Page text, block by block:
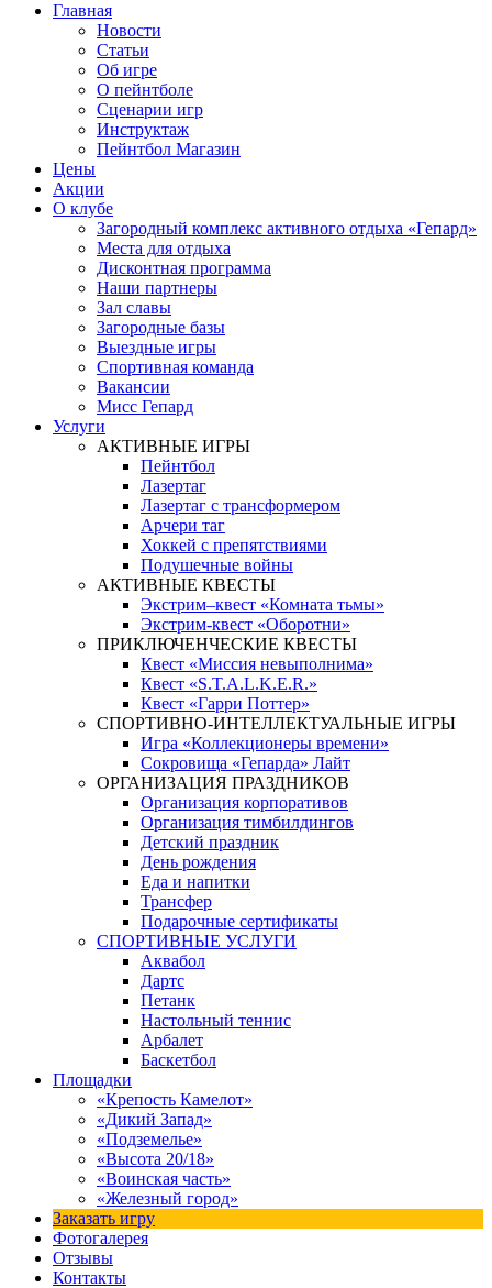
Главная
Новости
Статьи
Об игре
О пейнтболе
Сценарии игр
Инструктаж
Пейнтбол Магазин
Цены
Акции
О клубе
Загородный комплекс активного отдыха «Гепард»
Места для отдыха
Дисконтная программа
Наши партнеры
Зал славы
Загородные базы
Выездные игры
Спортивная команда
Вакансии
Мисс Гепард
Услуги
АКТИВНЫЕ ИГРЫ
Пейнтбол
Лазертаг
Лазертаг с трансформером
Арчери таг
Хоккей с препятствиями
Подушечные войны
АКТИВНЫЕ КВЕСТЫ
Экстрим–квест «Комната тьмы»
Экстрим-квест «Оборотни»
ПРИКЛЮЧЕНЧЕСКИЕ КВЕСТЫ
Квест «Миссия невыполнима»
Квест «S.T.A.L.K.E.R.»
Квест «Гарри Поттер»
СПОРТИВНО-ИНТЕЛЛЕКТУАЛЬНЫЕ ИГРЫ
Игра «Коллекционеры времени»
Сокровища «Гепарда» Лайт
ОРГАНИЗАЦИЯ ПРАЗДНИКОВ
Организация корпоративов
Организация тимбилдингов
Детский праздник
День рождения
Еда и напитки
Трансфер
Подарочные сертификаты
СПОРТИВНЫЕ УСЛУГИ
Аквабол
Дартс
Петанк
Настольный теннис
Арбалет
Баскетбол
Площадки
«Крепость Камелот»
«Дикий Запад»
«Подземелье»
«Высота 20/18»
«Воинская часть»
«Железный город»
Заказать игру
Фотогалерея
Отзывы
Контакты